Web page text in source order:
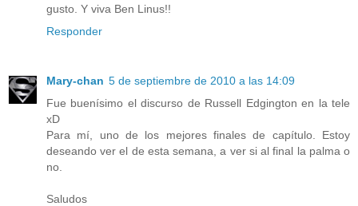
gusto. Y viva Ben Linus!!
Responder
Mary-chan 5 de septiembre de 2010 a las 14:09
Fue buenísimo el discurso de Russell Edgington en la tele
xD
Para mí, uno de los mejores finales de capítulo. Estoy
deseando ver el de esta semana, a ver si al final la palma o
no.
Saludos